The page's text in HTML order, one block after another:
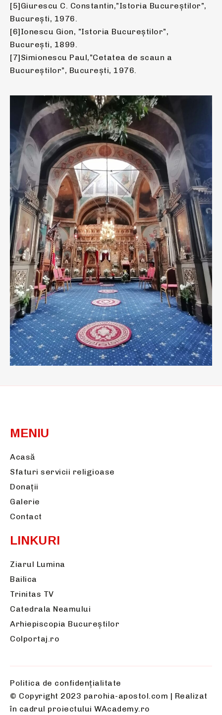
[5]Giurescu C. Constantin,”Istoria Bucureștilor”,
București, 1976.
[6]Ionescu Gion, ”Istoria Bucureștilor”,
București, 1899.
[7]Simionescu Paul,”Cetatea de scaun a
Bucureștilor”, București, 1976.
MENIU
Acasă
Sfaturi servicii religioase
Donații
Galerie
Contact
LINKURI
Ziarul Lumina
Bailica
Trinitas TV
Catedrala Neamului
Arhiepiscopia Bucureștilor
Colportaj.ro
© Copyright 2023 parohia-apostol.com | Realizat
în cadrul proiectului WAcademy.ro
Politica de confidențialitate